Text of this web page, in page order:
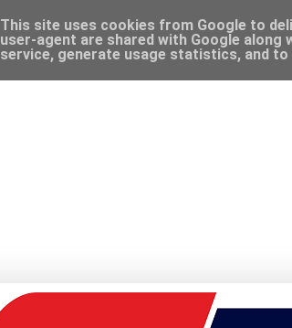
This site uses cookies from Google to
user-agent are shared with Google
service, generate usage statistics, and to